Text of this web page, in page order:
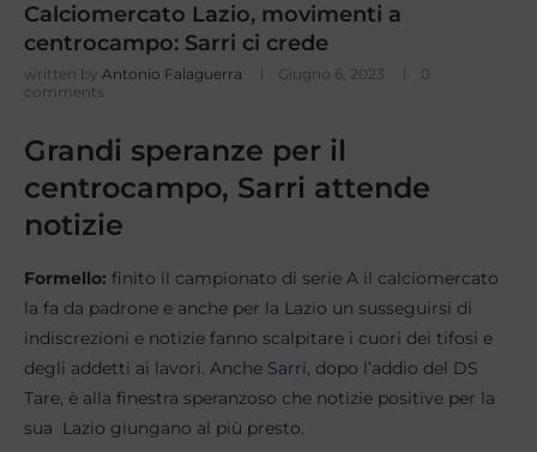
Calciomercato Lazio, movimenti a
centrocampo: Sarri ci crede
written by Antonio Falaguerra Giugno 6, 2023
0
comments
Grandi speranze per il
centrocampo, Sarri attende
notizie
Formello: finito il campionato di serie A il calciomercato
la fa da padrone e anche per la Lazio un susseguirsi di
indiscrezioni e notizie fanno scalpitare i cuori dei tifosi e
degli addetti ai lavori. Anche Sarri, dopo l’addio del DS
Tare, è alla finestra speranzoso che notizie positive per la
sua Lazio giungano al più presto.